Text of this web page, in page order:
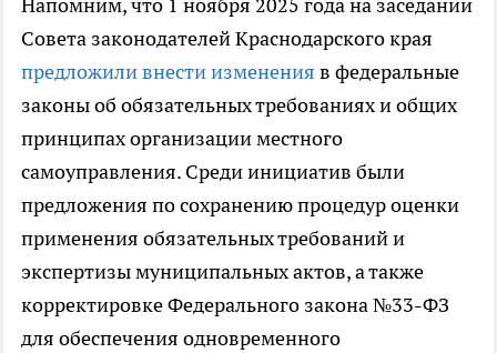
Напомним, что 1 ноября 2025 года на заседании
Совета законодателей Краснодарского края
предложили внести изменения в федеральные
законы об обязательных требованиях и общих
принципах организации местного
самоуправления. Среди инициатив были
предложения по сохранению процедур оценки
применения обязательных требований и
экспертизы муниципальных актов, а также
корректировке Федерального закона №33-ФЗ
для обеспечения одновременного